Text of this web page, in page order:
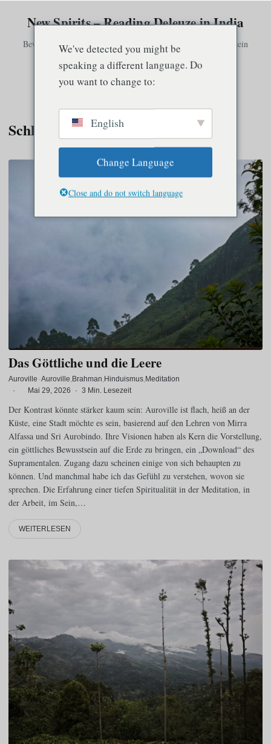
New Spirits – Reading Deleuze in India
Bewusstsein existiert nur in Verbindung mit anderem Bewusstsein
Speisekarte
Schlagwort: Auroville
Das Göttliche und die Leere
Auroville ·Auroville Brahman Hinduismus Meditation
·
Mai 29, 2026 · 3 Min. Lesezeit
Der Kontrast könnte stärker kaum sein: Auroville ist flach, heiß an der
Küste, eine Stadt möchte es sein, basierend auf den Lehren von Mirra
Alfassa und Sri Aurobindo. Ihre Visionen haben als Kern die Vorstellung,
ein göttliches Bewusstsein auf die Erde zu bringen, ein „Download“ des
Supramentalen. Zugang dazu scheinen einige von sich behaupten zu
können. Und manchmal habe ich das Gefühl zu verstehen, wovon sie
sprechen. Die Erfahrung einer tiefen Spiritualität in der Meditation, in
der Arbeit, im Sein,…
WEITERLESEN
We've detected you might be
speaking a different language. Do
you want to change to:
English
Change Language
Close and do not switch language